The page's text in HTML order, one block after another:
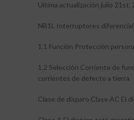
Ultima actualización julio 21st,
NB1L Interruptores
1.1 Función Protección
1.2 Selección Corriente de
corrientes de defecto a tierra
Clase de disparo Clase AC El